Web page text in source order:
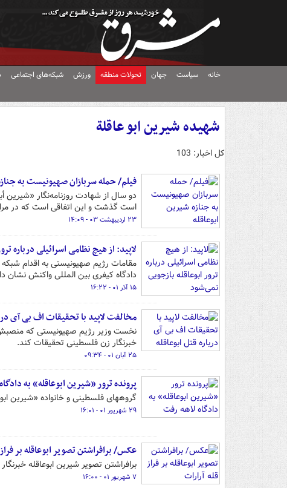
خانه سیاست جهان تحولات منطقه ورزش شبکه‌های اجتماعی
شهیده ‎شيرين ابو عاقلة
کل اخبار: 103
فیلم/ حمله سربازان صهیونیست به
دو سال از شهادت روزنامه‌نگار «شیرین
است گذشت و این اتفاقی است که در
۲۳ اردیبهشت ۰۳ - ۱۴:۰۹
لاپید: از هیچ نظامی اسرائیلی درباره
مقامات رژیم صهیونیستی به اقدام شبکه
دادگاه کیفری بین المللی واکنش نشان
۱۵ آذر ۰۱ - ۱۶:۲۲
مخالفت لاپید با تحقیقات اف بی آی
نخست وزیر رژیم صهیونیستی که منصبش
خبرنگار زن فلسطینی تحقیقات کند.
۲۵ آبان ۰۱ - ۰۹:۳۴
پرونده ترور «شیرین ابوعاقله» به
گروههای فلسطینی و خانواده «شیرین
۲۹ شهریور ۰۱ - ۱۶:۰۱
عکس/ برافراشتن تصویر ابوعاقله بر
برافراشتن تصویر شیرین ابوعاقله
۷ شهریور ۰۱ - ۱۶:۰۰